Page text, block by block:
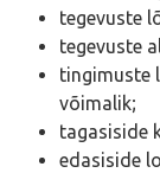
tegevuste
tegevuste
tingimuste
võimalik;
tagasiside
edasiside